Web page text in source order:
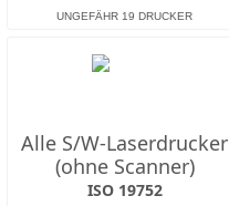
Alle S/W-Laserdrucker
(ohne Scanner)
ISO 19752